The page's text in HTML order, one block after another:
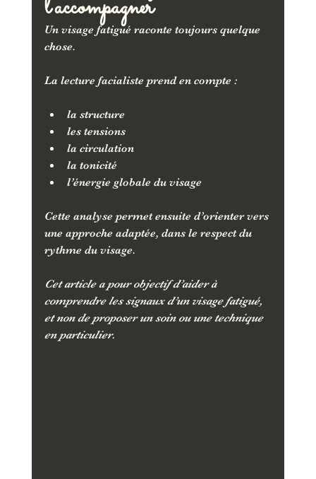
l’accompagner
Un visage fatigué raconte toujours quelque
chose.
La lecture facialiste prend en compte :
la structure
les tensions
la circulation
la tonicité
l’énergie globale du visage
Cette analyse permet ensuite d’orienter vers
une approche adaptée, dans le respect du
rythme du visage.
Cet article a pour objectif d’aider à
comprendre les signaux d’un visage fatigué,
et non de proposer un soin ou une technique
en particulier.